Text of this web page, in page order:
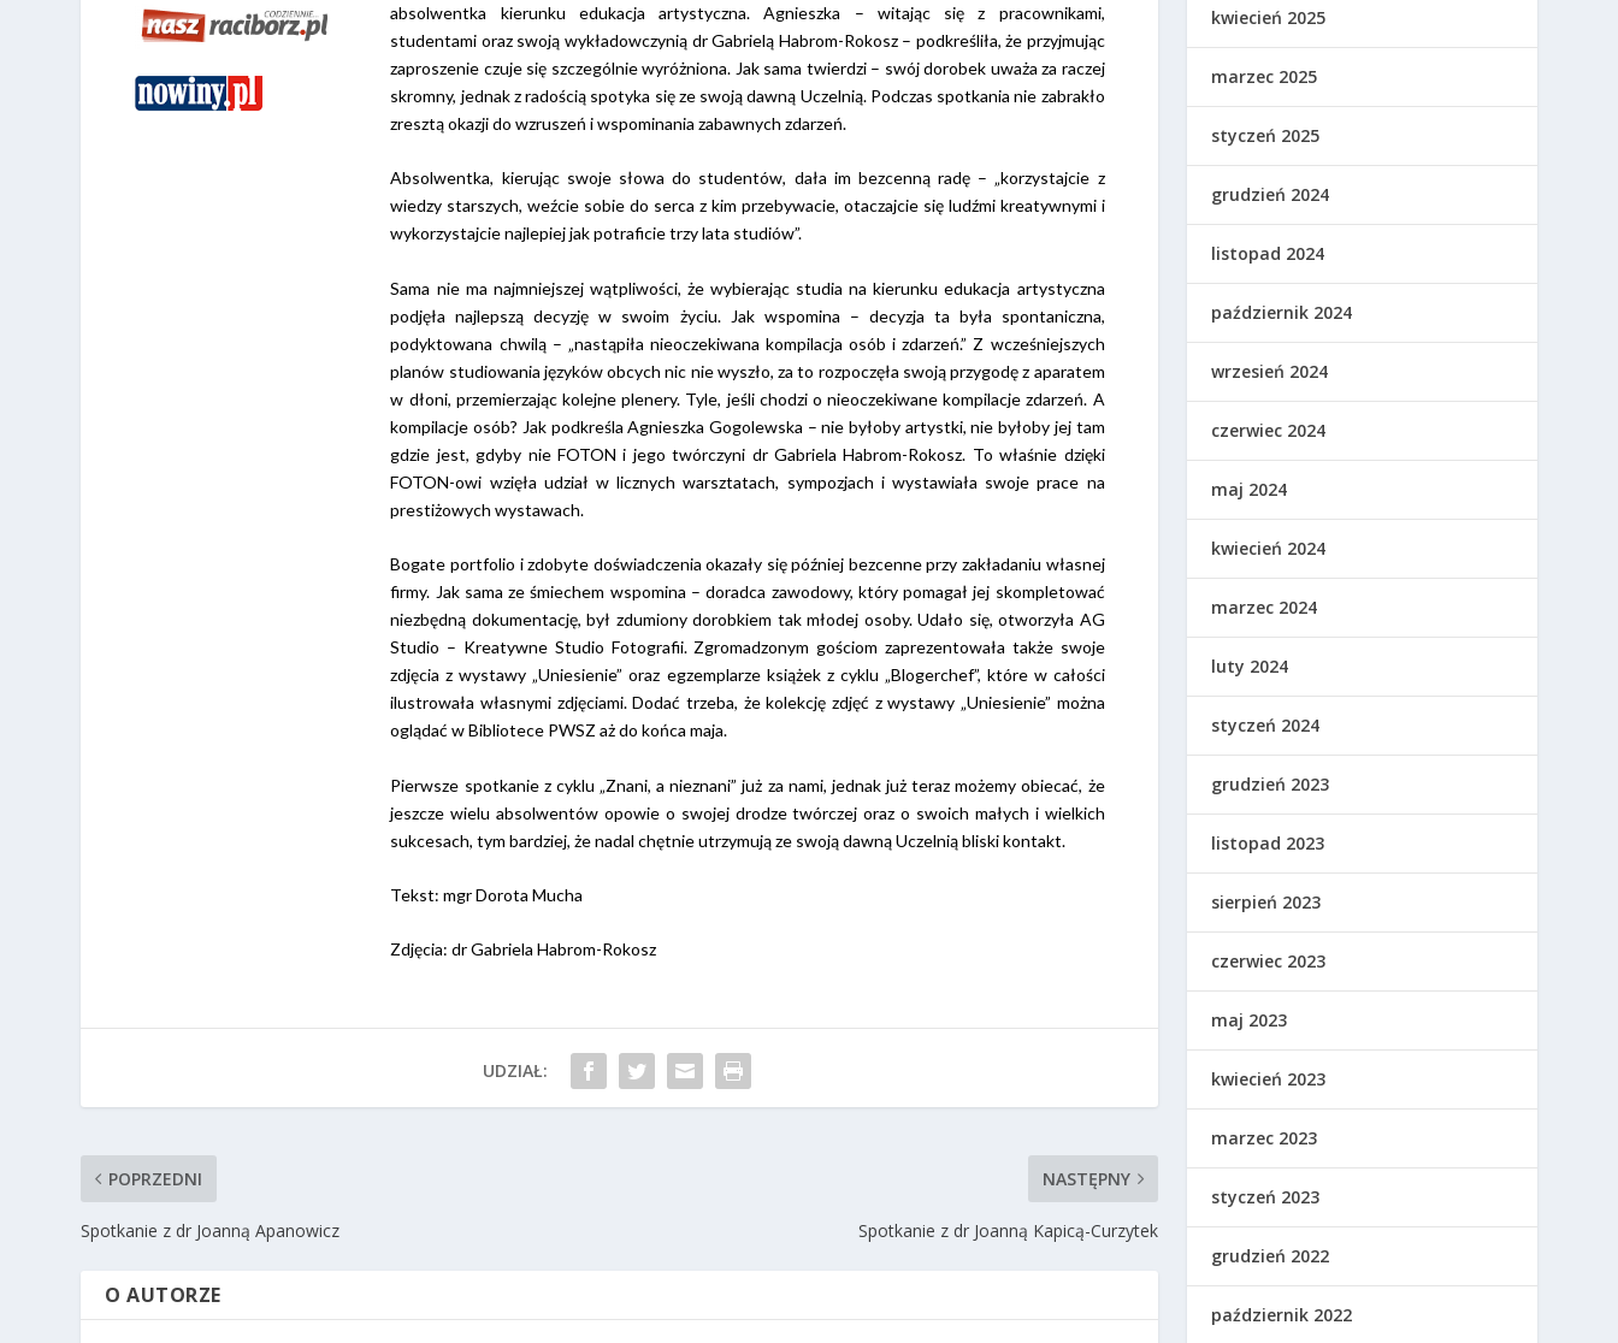
absolwentka kierunku edukacja artystyczna. Agnieszka – witając się z pracownikami,
studentami oraz swoją wykładowczynią dr Gabrielą Habrom-Rokosz – podkreśliła, że przyjmując
zaproszenie czuje się szczególnie wyróżniona. Jak sama twierdzi – swój dorobek uważa za raczej
skromny, jednak z radością spotyka się ze swoją dawną Uczelnią. Podczas spotkania nie zabrakło
zresztą okazji do wzruszeń i wspominania zabawnych zdarzeń.
Absolwentka, kierując swoje słowa do studentów, dała im bezcenną radę – „korzystajcie z
wiedzy starszych, weźcie sobie do serca z kim przebywacie, otaczajcie się ludźmi kreatywnymi i
wykorzystajcie najlepiej jak potraficie trzy lata studiów”.
Sama nie ma najmniejszej wątpliwości, że wybierając studia na kierunku edukacja artystyczna
podjęła najlepszą decyzję w swoim życiu. Jak wspomina – decyzja ta była spontaniczna,
podyktowana chwilą – „nastąpiła nieoczekiwana kompilacja osób i zdarzeń.” Z wcześniejszych
planów studiowania języków obcych nic nie wyszło, za to rozpoczęła swoją przygodę z aparatem
w dłoni, przemierzając kolejne plenery. Tyle, jeśli chodzi o nieoczekiwane kompilacje zdarzeń. A
kompilacje osób? Jak podkreśla Agnieszka Gogolewska – nie byłoby artystki, nie byłoby jej tam
gdzie jest, gdyby nie FOTON i jego twórczyni dr Gabriela Habrom-Rokosz. To właśnie dzięki
FOTON-owi wzięła udział w licznych warsztatach, sympozjach i wystawiała swoje prace na
prestiżowych wystawach.
Bogate portfolio i zdobyte doświadczenia okazały się później bezcenne przy zakładaniu własnej
firmy. Jak sama ze śmiechem wspomina – doradca zawodowy, który pomagał jej skompletować
niezbędną dokumentację, był zdumiony dorobkiem tak młodej osoby. Udało się, otworzyła AG
Studio – Kreatywne Studio Fotografii. Zgromadzonym gościom zaprezentowała także swoje
zdjęcia z wystawy „Uniesienie” oraz egzemplarze książek z cyklu „Blogerchef”, które w całości
ilustrowała własnymi zdjęciami. Dodać trzeba, że kolekcję zdjęć z wystawy „Uniesienie” można
oglądać w Bibliotece PWSZ aż do końca maja.
Pierwsze spotkanie z cyklu „Znani, a nieznani” już za nami, jednak już teraz możemy obiecać, że
jeszcze wielu absolwentów opowie o swojej drodze twórczej oraz o swoich małych i wielkich
sukcesach, tym bardziej, że nadal chętnie utrzymują ze swoją dawną Uczelnią bliski kontakt.
Tekst: mgr Dorota Mucha
Zdjęcia: dr Gabriela Habrom-Rokosz
UDZIAŁ:
POPRZEDNI
Spotkanie z dr Joanną Apanowicz
NASTĘPNY
Spotkanie z dr Joanną Kapicą-Curzytek
O AUTORZE
kwiecień 2025
marzec 2025
styczeń 2025
grudzień 2024
listopad 2024
październik 2024
wrzesień 2024
czerwiec 2024
maj 2024
kwiecień 2024
marzec 2024
luty 2024
styczeń 2024
grudzień 2023
listopad 2023
sierpień 2023
czerwiec 2023
maj 2023
kwiecień 2023
marzec 2023
styczeń 2023
grudzień 2022
październik 2022